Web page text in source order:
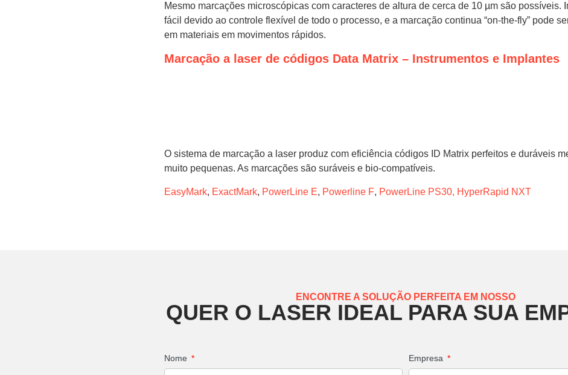
Mesmo marcações microscópicas com caracteres de altura de cerca de 10 µm são possíveis.
fácil devido ao controle flexível de todo o processo, e a marcação continua “on-the-fly” pode
em materiais em movimentos rápidos.
Marcação a laser de códigos Data Matrix – Instrumentos e Implantes
O sistema de marcação a laser produz com eficiência códigos ID Matrix perfeitos e duráveis
muito pequenas. As marcações são suráveis e bio-compatíveis.
EasyMark, ExactMark, PowerLine E, Powerline F, PowerLine PS30, HyperRapid NXT
ENCONTRE A SOLUÇÃO PERFEITA EM NOSSO
QUER O LASER IDEAL PARA SUA
Nome Empresa